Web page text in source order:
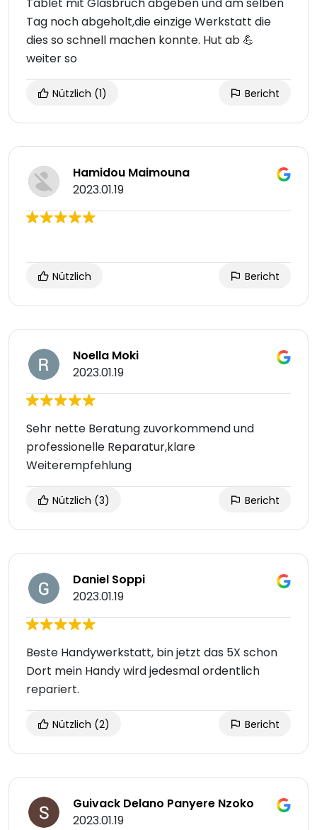
Tablet mit Glasbruch abgeben und am selben
Tag noch abgeholt,die einzige Werkstatt die
dies so schnell machen konnte. Hut ab 💪
weiter so
Nützlich (1) Bericht
Hamidou Maimouna
2023.01.19
Nützlich Bericht
Noella Moki
2023.01.19
Sehr nette Beratung zuvorkommend und
professionelle Reparatur,klare
Weiterempfehlung
Nützlich (3) Bericht
Daniel Soppi
2023.01.19
Beste Handywerkstatt, bin jetzt das 5X schon
Dort mein Handy wird jedesmal ordentlich
repariert.
Nützlich (2) Bericht
Guivack Delano Panyere Nzoko
2023.01.19